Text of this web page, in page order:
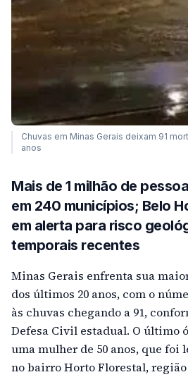
Chuvas em Minas Gerais deixam 91
anos
Mais de 1 milhão de
em 240 municípios; Belo
em alerta para risco
temporais recentes
Minas Gerais enfrenta sua
dos últimos 20 anos, com o
às chuvas chegando a 91,
Defesa Civil estadual. O último
uma mulher de 50 anos, que foi
no bairro Horto Florestal, região